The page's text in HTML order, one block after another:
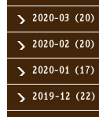
2020-03（20）
2020-02（20）
2020-01（17）
2019-12（22）